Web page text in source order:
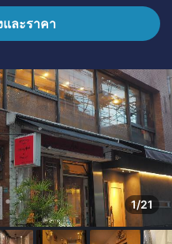
ละราคา
1/21